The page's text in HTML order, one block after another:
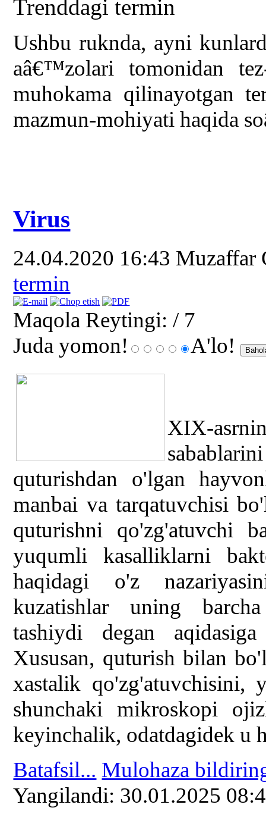
Trenddagi termin
Ushbu ruknda, ayni
aâ€™zolari tomonidan
muhokama qilinayotgan
mazmun-mohiyati haqida
Virus
24.04.2020 16:43 Muzaffar
termin
Maqola Reytingi: / 7
Juda yomon!
A'lo!
XIX-
quturishdan o'lgan
manbai va tarqatuvchisi
quturishni qo'zg'atuvchi
yuqumli kasalliklarni
haqidagi o'z
kuzatishlar uning
tashiydi degan
Xususan, quturish bilan
xastalik qo'zg'atuvchisini,
shunchaki mikroskopi
keyinchalik, odatdagidek u
Batafsil... Mulohaza
Yangilаndi: 30.01.2025